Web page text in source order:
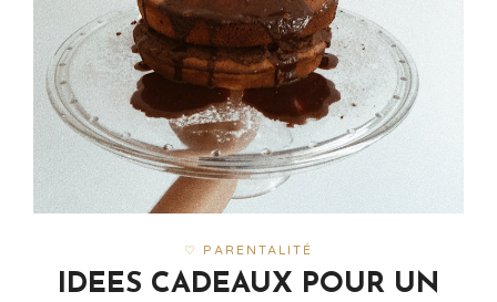
♡ PARENTALITÉ
IDEES CADEAUX POUR UN